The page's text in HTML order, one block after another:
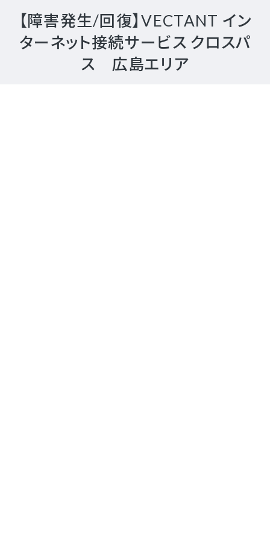
【障害発生/回復】VECTANT イン
ターネット接続サービス クロスパ
ス 広島エリア